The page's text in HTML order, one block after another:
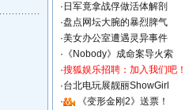
· 日军竟拿战俘做活体解剖
·盘点网坛大腕的暴烈脾气
·美女办公室遭遇灵异事件
· 《Nobody》成命案导火索
·搜狐娱乐招聘：加入我们吧！
·台北电玩展靓丽ShowGirl
·
《变形金刚2》送票！